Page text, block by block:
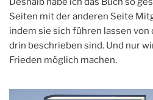
Seiten mit der anderen Seite
indem sie sich führen lassen von
drin beschrieben sind. Und nur
Frieden möglich machen.